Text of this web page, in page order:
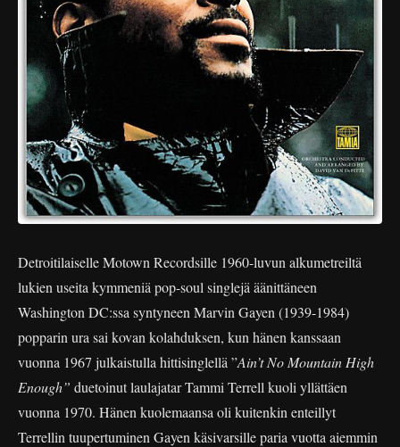
Detroitilaiselle Motown Recordsille 1960-luvun alkumetreiltä
lukien useita kymmeniä pop-soul singlejä äänittäneen
Washington DC:ssa syntyneen Marvin Gayen (1939-1984)
popparin ura sai kovan kolahduksen, kun hänen kanssaan
vuonna 1967 julkaistulla hittisinglellä ”Ain’t No Mountain High
Enough” duetoinut laulajatar Tammi Terrell kuoli yllättäen
vuonna 1970. Hänen kuolemaansa oli kuitenkin enteillyt
Terrellin tuupertuminen Gayen käsivarsille paria vuotta aiemmin